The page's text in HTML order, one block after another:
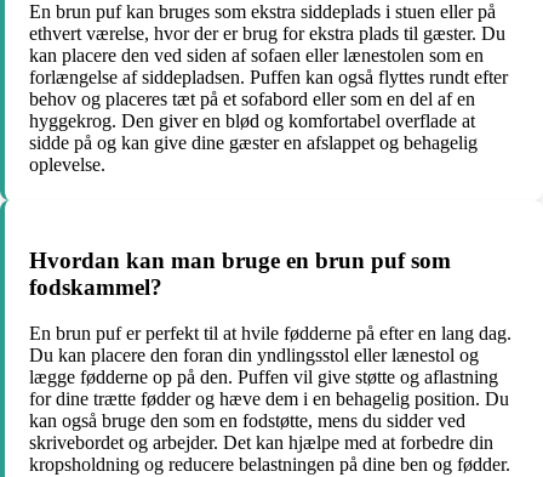
En brun puf kan bruges som ekstra siddeplads i stuen eller på
ethvert værelse, hvor der er brug for ekstra plads til gæster. Du
kan placere den ved siden af sofaen eller lænestolen som en
forlængelse af siddepladsen. Puffen kan også flyttes rundt efter
behov og placeres tæt på et sofabord eller som en del af en
hyggekrog. Den giver en blød og komfortabel overflade at
sidde på og kan give dine gæster en afslappet og behagelig
oplevelse.
Hvordan kan man bruge en brun puf som
fodskammel?
En brun puf er perfekt til at hvile fødderne på efter en lang dag.
Du kan placere den foran din yndlingsstol eller lænestol og
lægge fødderne op på den. Puffen vil give støtte og aflastning
for dine trætte fødder og hæve dem i en behagelig position. Du
kan også bruge den som en fodstøtte, mens du sidder ved
skrivebordet og arbejder. Det kan hjælpe med at forbedre din
kropsholdning og reducere belastningen på dine ben og fødder.